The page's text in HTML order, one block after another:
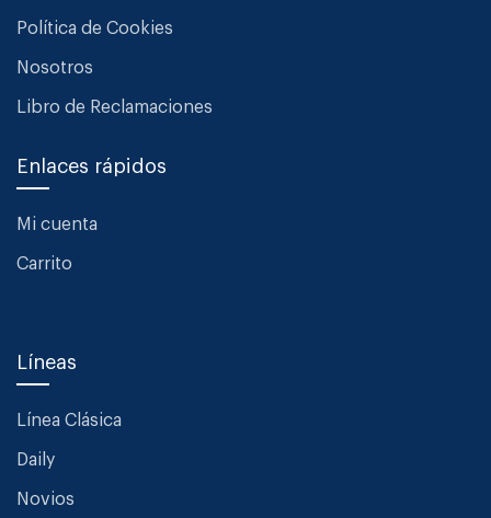
Política de Cookies
Nosotros
Libro de Reclamaciones
Enlaces rápidos
Mi cuenta
Carrito
Líneas
Línea Clásica
Daily
Novios